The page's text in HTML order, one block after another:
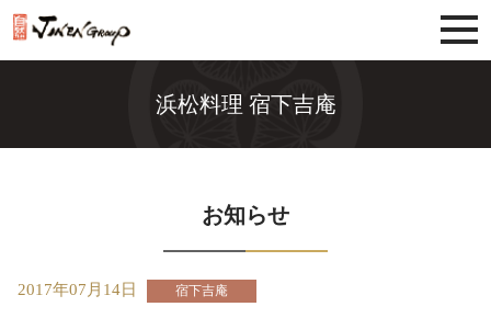
浜松料理 宿下吉庵
お知らせ
2017年07月14日 宿下吉庵